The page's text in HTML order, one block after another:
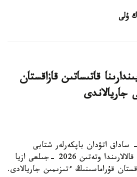
ۇلى
قاتىساتىن قازاقستان
جاريالاندى
استانا. KAZINFORM - ساداق اتۋدان باپكەرلەر شتابى
جاپونيانىڭ ايچي-ناگويا قالالارىندا وتەتىن 2026 -جىلعى ازيا
قۇراماسىنىڭ ءتىزىمىن جاريالادى.